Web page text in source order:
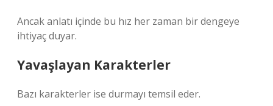
Ancak anlatı içinde bu hız her zaman bir dengeye
ihtiyaç duyar.
Yavaşlayan Karakterler
Bazı karakterler ise durmayı temsil eder.